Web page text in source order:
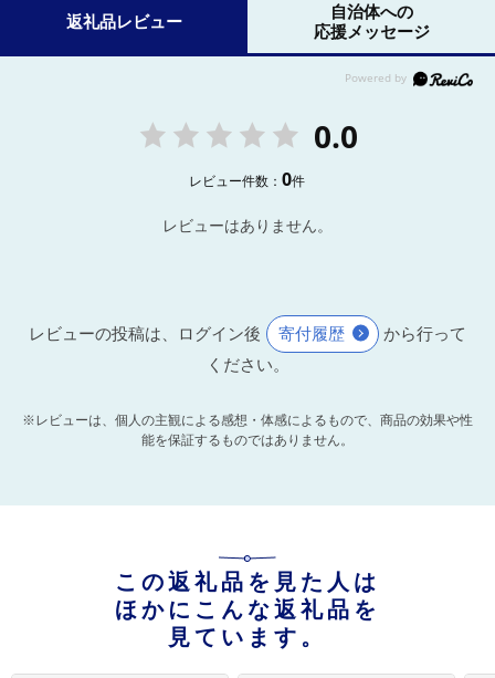
返礼品レビュー
自治体への
応援メッセージ
0.0
レビュー件数：0件
レビューはありません。
レビューの投稿は、ログイン後 寄付履歴
から行って
ください。
※レビューは、個人の主観による感想・体感によるもので、商品の効果や性
能を保証するものではありません。
この返礼品を見た人は
ほかにこんな返礼品を
見ています。